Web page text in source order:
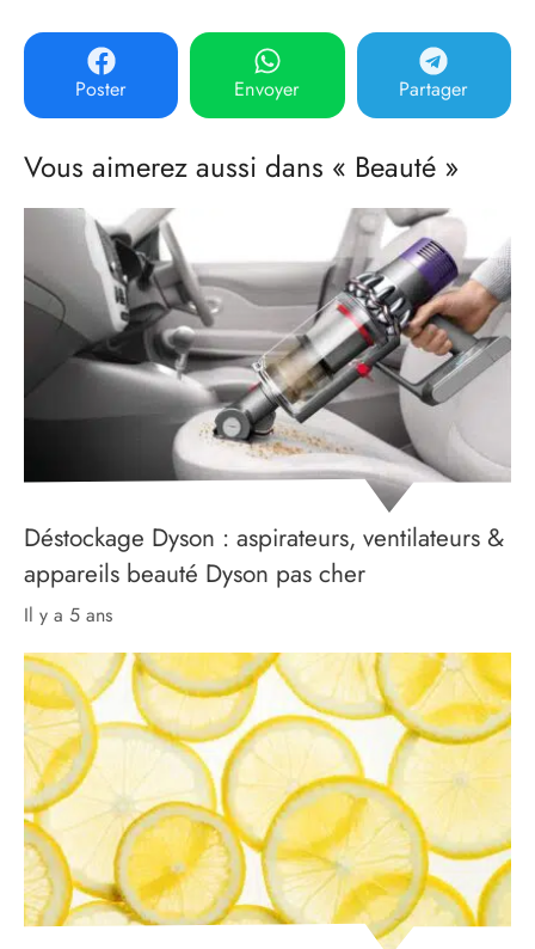
Poster Envoyer Partager
Vous aimerez aussi dans « Beauté »
Déstockage Dyson : aspirateurs, ventilateurs &
appareils beauté Dyson pas cher
il y a 5 ans